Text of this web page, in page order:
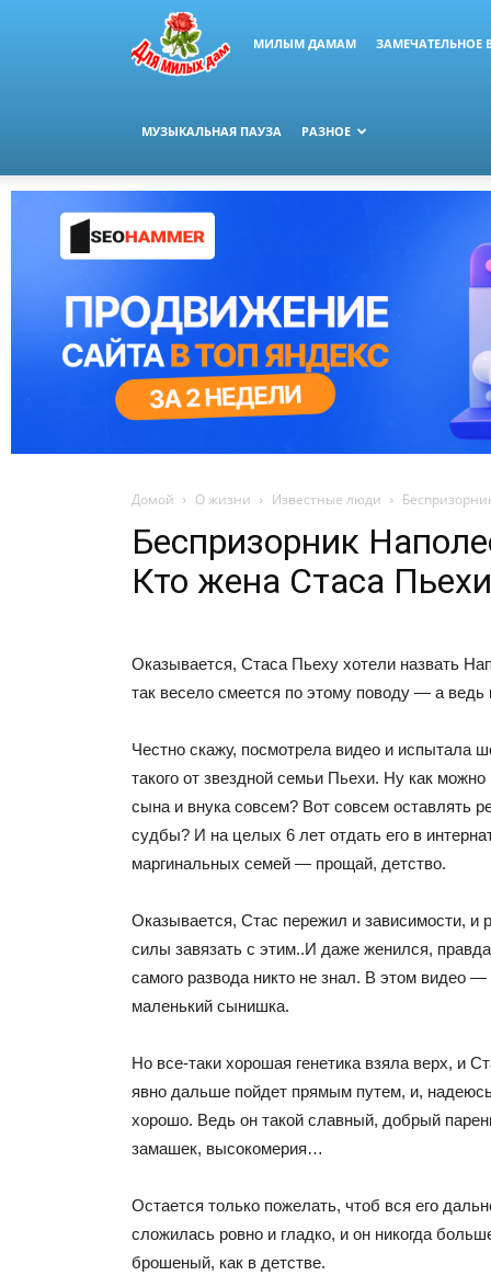
МИЛЫМ ДАМАМ ЗАМЕЧАТЕЛЬНОЕ
МУЗЫКАЛЬНАЯ ПАУЗА РАЗНОЕ
Домой О жизни Известные люди
Беспризорник
Кто жена Стаса
Оказывается, Стаса Пьеху хотели назвать
так весело смеется по этому поводу — а
Честно скажу, посмотрела видео и испытала
такого от звездной семьи Пьехи. Ну как можно
сына и внука совсем? Вот совсем оставлять
судбы? И на целых 6 лет отдать его в
маргинальных семей — прощай, детство.
Оказывается, Стас пережил и зависимости, и
силы завязать с этим..И даже женился,
самого развода никто не знал. В этом видео —
маленький сынишка.
Но все-таки хорошая генетика взяла верх, и
явно дальше пойдет прямым путем, и,
хорошо. Ведь он такой славный, добрый
замашек, высокомерия…
Остается только пожелать, чтоб вся его
сложилась ровно и гладко, и он никогда
брошеный, как в детстве.